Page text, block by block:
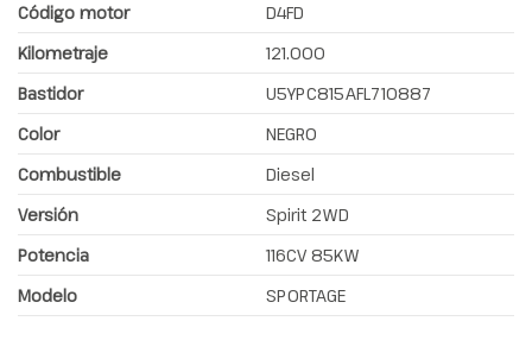
Código motor
D4FD
Kilometraje
121.000
Bastidor
U5YPC815AFL710887
Color
NEGRO
Combustible
Diesel
Versión
Spirit 2WD
Potencia
116CV 85KW
Modelo
SPORTAGE